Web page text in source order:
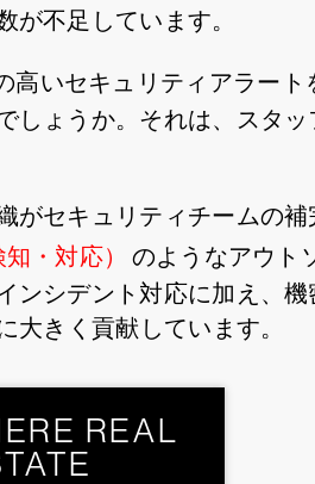
不足しています。
高いセキュリティアラート
しょうか。それは、スタ
セキュリティチームの補
・対応）
のようなアウト
ンシデント対応に加え、
きく貢献しています。
REAL